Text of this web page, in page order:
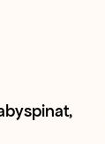
+ 1